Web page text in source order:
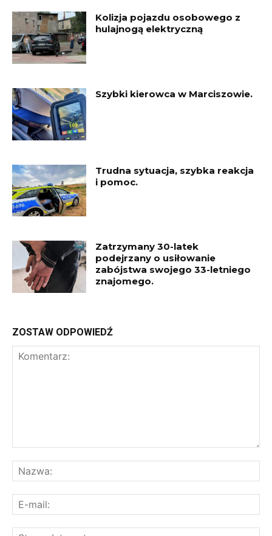
Kolizja pojazdu osobowego z
hulajnogą elektryczną
Szybki kierowca w Marciszowie.
Trudna sytuacja, szybka reakcja
i pomoc.
Zatrzymany 30-latek
podejrzany o usiłowanie
zabójstwa swojego 33-letniego
znajomego.
ZOSTAW ODPOWIEDŹ